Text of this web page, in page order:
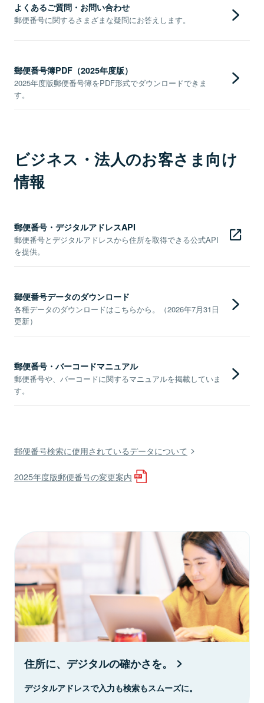
よくあるご質問・お問い合わせ
郵便番号に関するさまざまな疑問にお答えします。
郵便番号簿PDF（2025年度版）
2025年度版郵便番号簿をPDF形式でダウンロードできま
す。
ビジネス・法人のお客さま向け
情報
郵便番号・デジタルアドレスAPI
郵便番号とデジタルアドレスから住所を取得できる公式API
を提供。
郵便番号データのダウンロード
各種データのダウンロードはこちらから。（2026年7月31日
更新）
郵便番号・バーコードマニュアル
郵便番号や、バーコードに関するマニュアルを掲載していま
す。
郵便番号検索に使用されているデータについて
2025年度版郵便番号の変更案内
住所に、デジタルの確かさを。
デジタルアドレスで入力も検索もスムーズに。